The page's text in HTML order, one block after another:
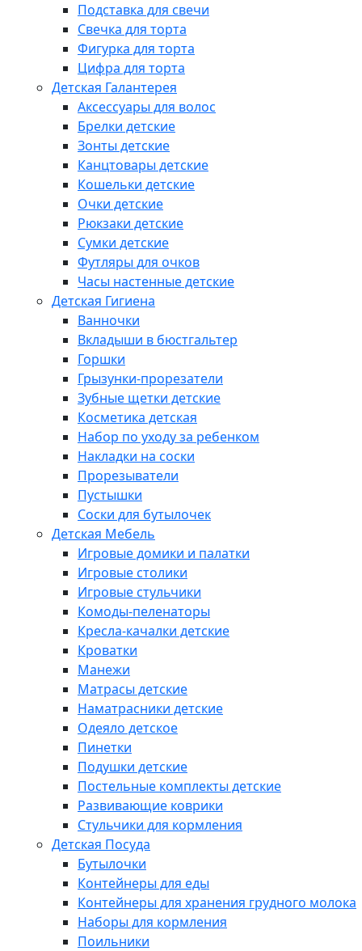
Подставка для свечи
Свечка для торта
Фигурка для торта
Цифра для торта
Детская Галантерея
Аксессуары для волос
Брелки детские
Зонты детские
Канцтовары детские
Кошельки детские
Очки детские
Рюкзаки детские
Сумки детские
Футляры для очков
Часы настенные детские
Детская Гигиена
Ванночки
Вкладыши в бюстгальтер
Горшки
Грызунки-прорезатели
Зубные щетки детские
Косметика детская
Набор по уходу за ребенком
Накладки на соски
Прорезыватели
Пустышки
Соски для бутылочек
Детская Мебель
Игровые домики и палатки
Игровые столики
Игровые стульчики
Комоды-пеленаторы
Кресла-качалки детские
Кроватки
Манежи
Матрасы детские
Наматрасники детские
Одеяло детское
Пинетки
Подушки детские
Постельные комплекты детские
Развивающие коврики
Стульчики для кормления
Детская Посуда
Бутылочки
Контейнеры для еды
Контейнеры для хранения грудного молока
Наборы для кормления
Поильники